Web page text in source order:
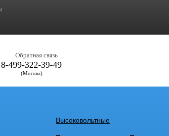
Обратная связь
8-499-322-39-49
(Москва)
Высоковольтные